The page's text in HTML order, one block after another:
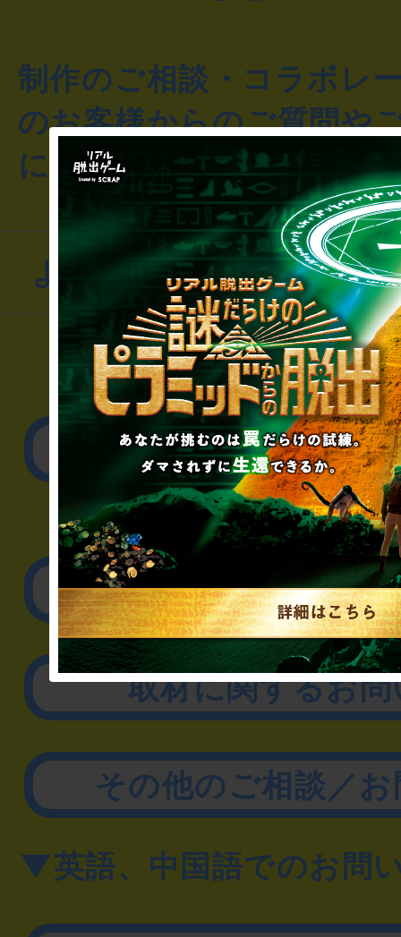
制作のご相談・コラボレ
のお客様からのご質問や
にお問い合わせください
よくあるお問い合わせ
▼一般のお客様
公演内容、チケット
▼企業／法人の方
リアル脱出ゲーム制作
取材に関するお
その他のご相談／
▼英語、中国語でのお問